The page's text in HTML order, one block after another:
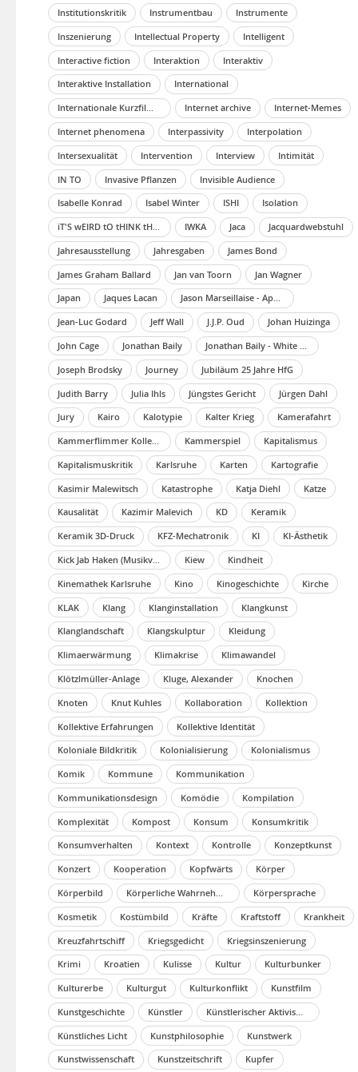
Institutionskritik Instrumentbau
Instrumente
Inszenierung
Intellectual Property
Intelligent
Interactive fiction
Interaktion
Interaktiv
Interaktive Installation
International
Internationale Kurzfilmtage Oberhausen 2021
Internet archive
Internet-Memes
Internet phenomena
Interpassivity
Interpolation
Intersexualität
Intervention Interview
Intimität
IN TO
Invasive Pflanzen
Invisible Audience
Isabelle Konrad
Isabel Winter ISHI
Isolation
iT'S wEIRD tO tHINK tHAT eVERY cELL iN tHIS fILM iS dEAD nOW
IWKA Jaca
Jacquardwebstuhl
Jahresausstellung
Jahresgaben
James Bond
James Graham Ballard
Jan van Toorn
Jan Wagner
Japan
Jaques Lacan
Jason Marseillaise - Application For Mutilation [1st Cut, 4th Cut]
Jean-Luc Godard
Jeff Wall J.J.P. Oud
Johan Huizinga
John Cage
Jonathan Baily
Jonathan Baily - White Lie (Musikvideo)
Joseph Brodsky
Journey
Jubiläum 25 Jahre HfG
Judith Barry
Julia Ihls Jüngstes Gericht
Jürgen Dahl
Jury
Kairo Kalotypie Kalter Krieg
Kamerafahrt
Kammerflimmer Kollektief
Kammerspiel
Kapitalismus
Kapitalismuskritik
Karlsruhe Karten
Kartografie
Kasimir Malewitsch
Katastrophe Katja Diehl
Katze
Kausalität
Kazimir Malevich KD
Keramik
Keramik 3D-Druck
KFZ-Mechatronik KI
KI-Ästhetik
Kick Jab Haken (Musikvideo)
Kiew
Kindheit
Kinemathek Karlsruhe
Kino Kinogeschichte
Kirche
KLAK
Klang Klanginstallation
Klangkunst
Klanglandschaft
Klangskulptur
Kleidung
Klimaerwärmung
Klimakrise
Klimawandel
Klötzlmüller-Anlage
Kluge, Alexander
Knochen
Knoten
Knut Kuhles Kollaboration
Kollektion
Kollektive Erfahrungen
Kollektive Identität
Koloniale Bildkritik
Kolonialisierung
Kolonialismus
Komik
Kommune
Kommunikation
Kommunikationsdesign
Komödie
Kompilation
Komplexität
Kompost Konsum
Konsumkritik
Konsumverhalten
Kontext Kontrolle
Konzeptkunst
Konzert
Kooperation Kopfwärts
Körper
Körperbild
Körpersprache
Kosmetik
Kostümbild Kräfte Kraftstoff
Krankheit
Kreuzfahrtschiff
Kriegsgedicht
Kriegsinszenierung
Krimi
Kroatien Kulisse Kultur
Kulturbunker
Kulturerbe
Kulturgut Kulturkonflikt
Kunstfilm
Kunstgeschichte
Künstler
Künstliches Licht
Kunstphilosophie
Kunstwerk
Kunstwissenschaft
Kunstzeitschrift
Kupfer